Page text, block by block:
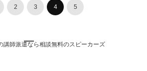
2 3 4 5